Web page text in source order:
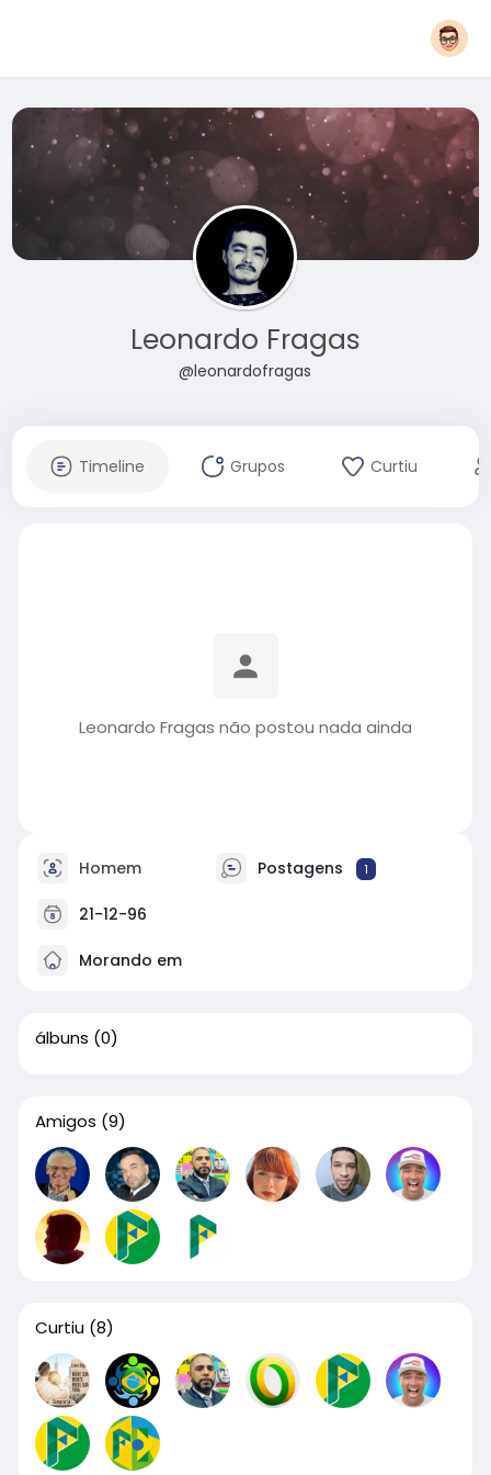
Leonardo Fragas
@leonardofragas
Timeline Grupos Curtiu
Leonardo Fragas não postou nada ainda
Homem Postagens 1
21-12-96
Morando em
álbuns (0)
Amigos (9)
Curtiu (8)